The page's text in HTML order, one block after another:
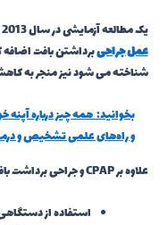
یک مطالعه آزمایشی در سال 2013 نشان داد که مردان مبتلا به آپنه خواب که تحت
عمل جراحی
شناخته می شود نیز منجر به
بخوانید:
و راه‌های علمی تشخیص و
علاوه بر CPAP و جراحی برداشت بافت، سایر روش های درمان آپنه خواب عبارتند از:
استفاده از